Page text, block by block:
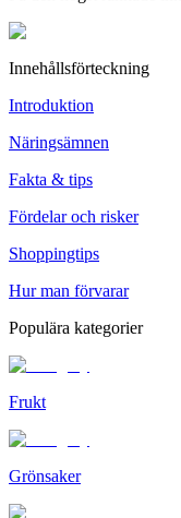
Innehållsförteckning
Introduktion
Näringsämnen
Fakta & tips
Fördelar och risker
Shoppingtips
Hur man förvarar
Populära kategorier
Frukt
Grönsaker